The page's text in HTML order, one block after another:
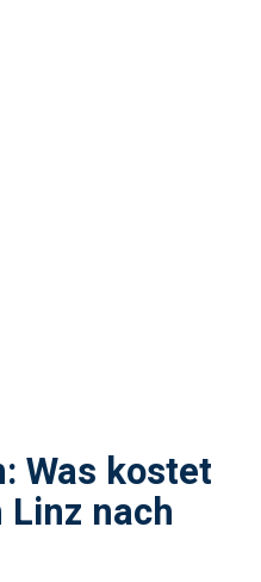
Was kostet
Linz nach